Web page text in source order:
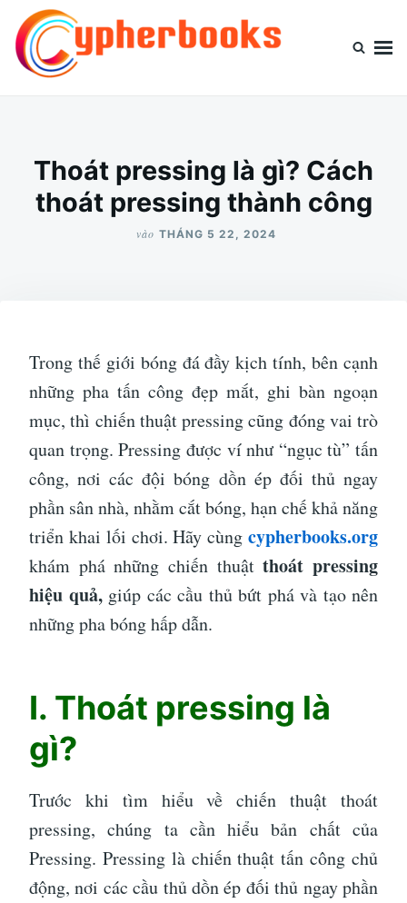
Nhảy
đến
nội
Tìm
kiếm
cho:
Thoát pressing là gì? Cách
thoát pressing thành công
vào THÁNG 5 22, 2024
Trong thế giới bóng đá đầy kịch tính, bên cạnh
những pha tấn công đẹp mắt, ghi bàn ngoạn
mục, thì chiến thuật pressing cũng đóng vai trò
quan trọng. Pressing được ví như “ngục tù” tấn
công, nơi các đội bóng dồn ép đối thủ ngay
phần sân nhà, nhằm cắt bóng, hạn chế khả năng
triển khai lối chơi. Hãy cùng cypherbooks.org
khám phá những chiến thuậtthoát pressing
hiệu quả,giúp các cầu thủ bứt phá và tạo nên
những pha bóng hấp dẫn.
I. Thoát pressing là
gì?
Trước khi tìm hiểu về chiến thuật thoát
pressing, chúng ta cần hiểu bản chất của
Pressing. Pressing là chiến thuật tấn công chủ
động, nơi các cầu thủ dồn ép đối thủ ngay phần